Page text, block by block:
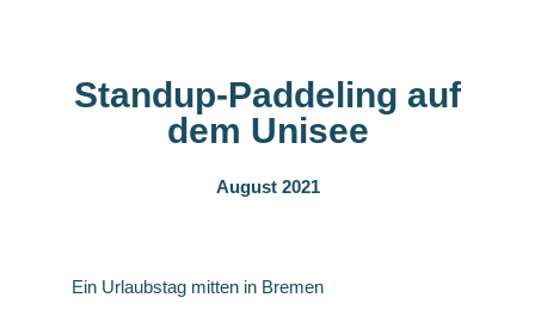
Standup-Paddeling auf
dem Unisee
August 2021
Ein Urlaubstag mitten in Bremen